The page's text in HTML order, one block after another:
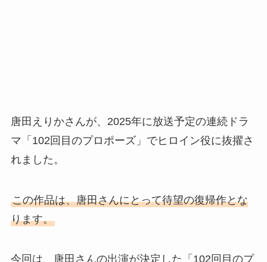
唐田えりかさんが、2025年に放送予定の連続ドラ
マ「102回目のプロポーズ」でヒロイン役に抜擢さ
れました。
この作品は、唐田さんにとって待望の復帰作とな
ります。
今回は、唐田さんの出演が決定した「102回目のプ